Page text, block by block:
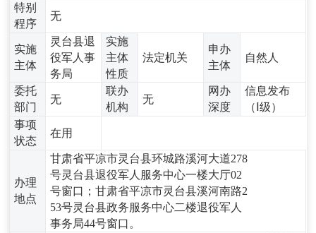
特别
程序
无
实施
主体
灵台县退
役军人事
务局
实施
主体
性质
法定机关
申办
主体
自然人
委托
部门
无
联办
机构
无
网办
深度
信息发布
（Ⅰ级）
事项
状态
在用
办理
地点
甘肃省平凉市灵台县环城路溪河大道278
号灵台县退役军人服务中心一楼大厅02
号窗口；甘肃省平凉市灵台县溪河南路2
53号灵台县政务服务中心二楼退役军人
事务局44号窗口。